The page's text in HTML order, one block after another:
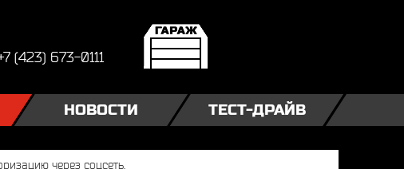
(423) 673-0111
НОВОСТИ ТЕСТ-ДРАЙВ